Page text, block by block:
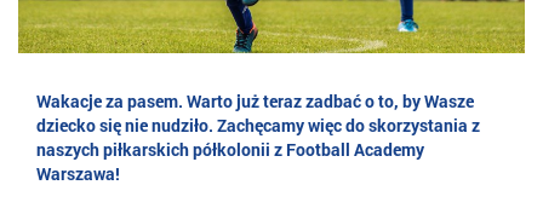
Wakacje za pasem. Warto już teraz zadbać o to, by Wasze
dziecko się nie nudziło. Zachęcamy więc do skorzystania z
naszych piłkarskich półkolonii z Football Academy
Warszawa!